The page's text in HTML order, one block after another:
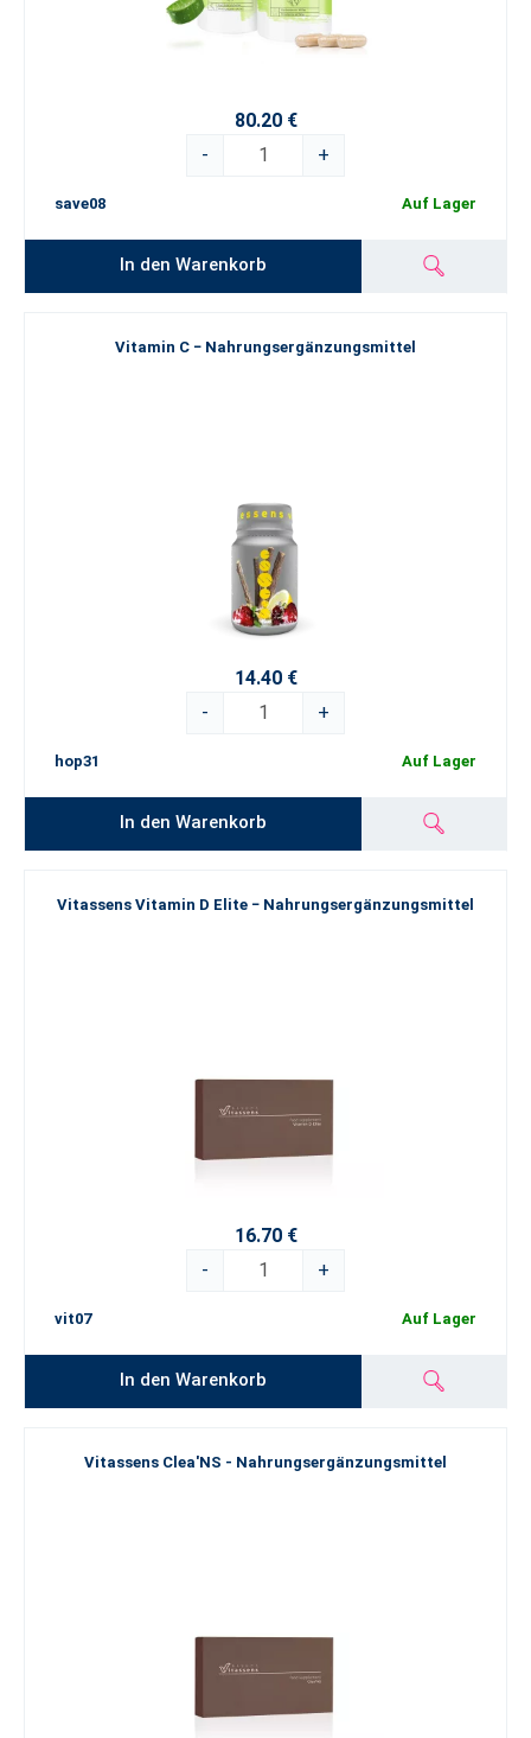
80.20 €
-
+
save08 Auf Lager
In den Warenkorb
Vitamin C − Nahrungsergänzungsmittel
14.40 €
-
+
hop31 Auf Lager
In den Warenkorb
Vitassens Vitamin D Elite − Nahrungsergänzungsmittel
16.70 €
-
+
vit07 Auf Lager
In den Warenkorb
Vitassens Clea'NS - Nahrungsergänzungsmittel